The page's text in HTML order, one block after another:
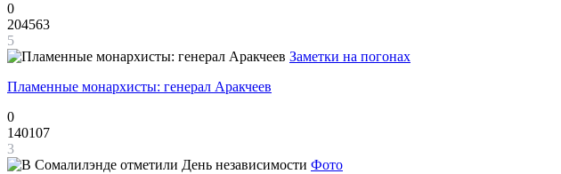
0
204563
5
Заметки на погонах
Пламенные монархисты: генерал Аракчеев
0
140107
3
Фото